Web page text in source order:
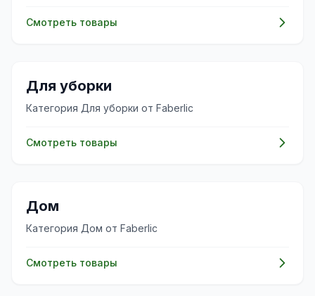
Смотреть товары
✨
Для уборки
Категория Для уборки от Faberlic
Смотреть товары
🏠
Дом
Категория Дом от Faberlic
Смотреть товары